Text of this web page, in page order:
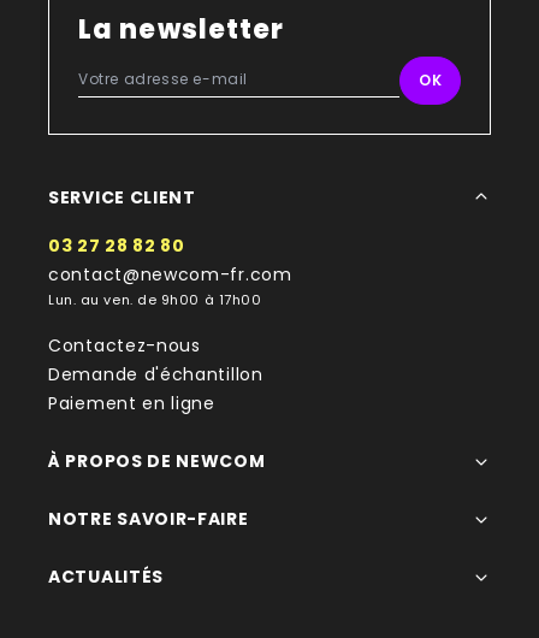
La newsletter
SERVICE CLIENT
03 27 28 82 80
contact@newcom-fr.com
Lun. au ven. de 9h00 à 17h00
Contactez-nous
Demande d'échantillon
Paiement en ligne
À PROPOS DE NEWCOM
NOTRE SAVOIR-FAIRE
ACTUALITÉS